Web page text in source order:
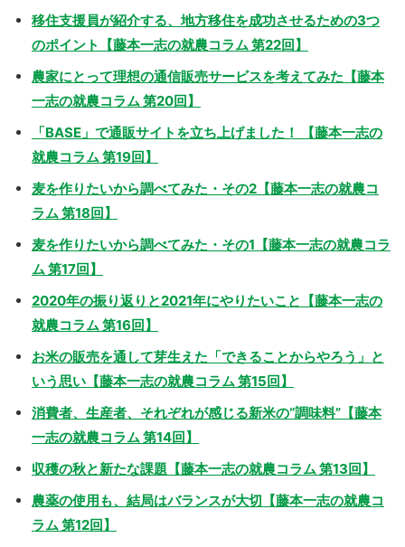
移住支援員が紹介する、地方移住を成功させるための3つ
のポイント【藤本一志の就農コラム 第22回】
農家にとって理想の通信販売サービスを考えてみた【藤本
一志の就農コラム 第20回】
「BASE」で通販サイトを立ち上げました！ 【藤本一志の
就農コラム 第19回】
麦を作りたいから調べてみた・その2【藤本一志の就農コ
ラム 第18回】
麦を作りたいから調べてみた・その1【藤本一志の就農コラ
ム 第17回】
2020年の振り返りと2021年にやりたいこと【藤本一志の
就農コラム 第16回】
お米の販売を通して芽生えた「できることからやろう」と
いう思い【藤本一志の就農コラム 第15回】
消費者、生産者、それぞれが感じる新米の“調味料”【藤本
一志の就農コラム 第14回】
収穫の秋と新たな課題【藤本一志の就農コラム 第13回】
農薬の使用も、結局はバランスが大切【藤本一志の就農コ
ラム 第12回】